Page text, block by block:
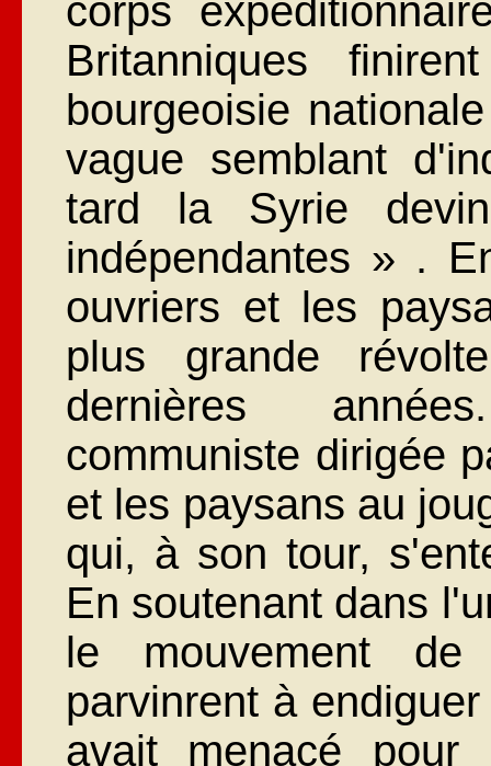
corps
Britanniques
bourgeoisie
vague semblant
tard la Syrie
indépendantes » .
ouvriers et les
plus grande
dernières
communiste dirigée
et les paysans au
qui, à son tour,
En soutenant dans
le mouvement de
parvinrent à
avait menacé